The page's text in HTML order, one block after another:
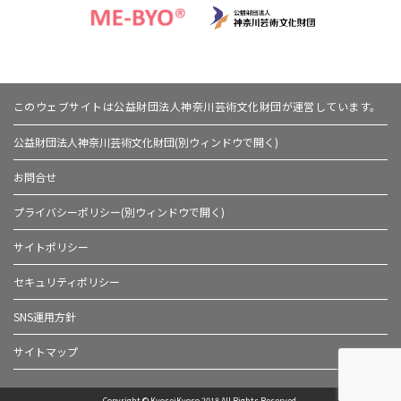
このウェブサイトは公益財団法人神奈川芸術文化財団が運営しています。
公益財団法人神奈川芸術文化財団(別ウィンドウで開く)
お問合せ
プライバシーポリシー(別ウィンドウで開く)
サイトポリシー
セキュリティポリシー
SNS運用方針
サイトマップ